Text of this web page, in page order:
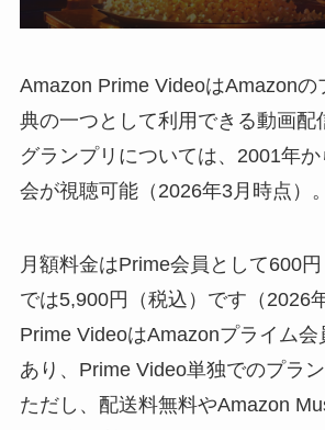
Amazon Prime VideoはAmazonの
典の一つとして利用できる動画配
グランプリについては、2001年
会が視聴可能（2026年3月時点）。
月額料金はPrime会員として600
では5,900円（税込）です（2026
Prime VideoはAmazonプライム
あり、Prime Video単独でのプラン
ただし、配送料無料やAmazon